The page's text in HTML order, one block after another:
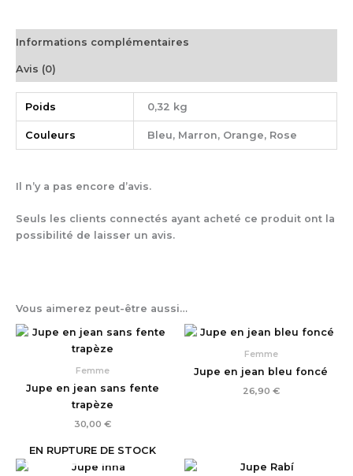
Informations complémentaires
Avis (0)
Poids 0,32 kg
Couleurs Bleu, Marron, Orange, Rose
Il n’y a pas encore d’avis.
Seuls les clients connectés ayant acheté ce produit ont la
possibilité de laisser un avis.
Vous aimerez peut-être aussi…
Femme
Jupe en jean sans fente
trapèze
30,00 €
Femme
Jupe en jean bleu foncé
26,90 €
EN RUPTURE DE STOCK